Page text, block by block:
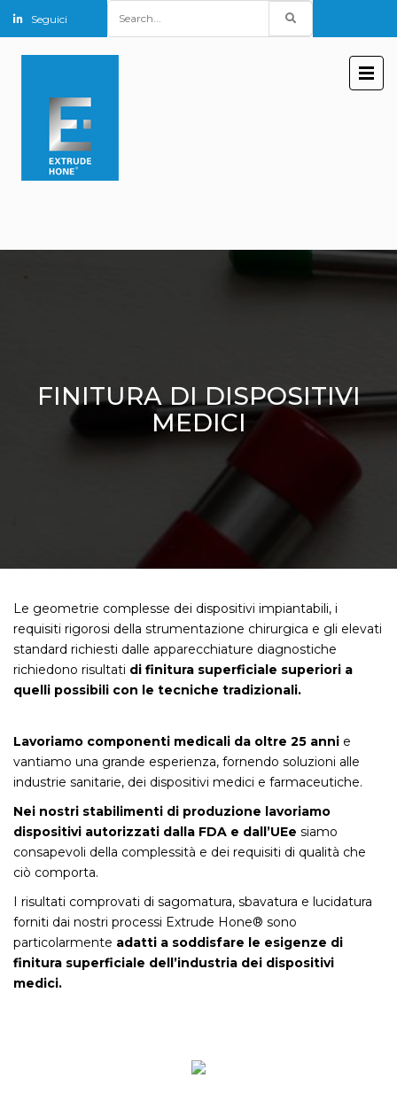
Seguici
for:
FINITURA DI DISPOSITIVI
MEDICI
Le geometrie complesse dei dispositivi impiantabili, i
requisiti rigorosi della strumentazione chirurgica e gli elevati
standard richiesti dalle apparecchiature diagnostiche
richiedono risultati di finitura superficiale superiori a
quelli possibili con le tecniche tradizionali.
Lavoriamo componenti medicali da oltre 25 anni e
vantiamo una grande esperienza, fornendo soluzioni alle
industrie sanitarie, dei dispositivi medici e farmaceutiche.
Nei nostri stabilimenti di produzione lavoriamo
dispositivi autorizzati dalla FDA e dall’UEe siamo
consapevoli della complessità e dei requisiti di qualità che
ciò comporta.
I risultati comprovati di sagomatura, sbavatura e lucidatura
forniti dai nostri processi Extrude Hone® sono
particolarmente adatti a soddisfare le esigenze di
finitura superficiale dell’industria dei dispositivi
medici.